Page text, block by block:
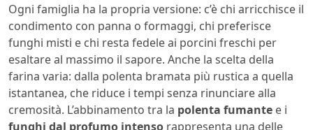
Ogni famiglia ha la propria versione: c’è chi arricchisce il
condimento con panna o formaggi, chi preferisce
funghi misti e chi resta fedele ai porcini freschi per
esaltare al massimo il sapore. Anche la scelta della
farina varia: dalla polenta bramata più rustica a quella
istantanea, che riduce i tempi senza rinunciare alla
cremosità. L’abbinamento tra la polenta fumante e i
funghi dal profumo intenso rappresenta una delle